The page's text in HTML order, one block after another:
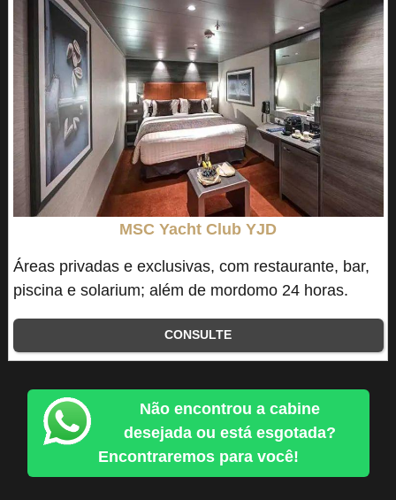
MSC Yacht Club YJD
Áreas privadas e exclusivas, com restaurante, bar,
piscina e solarium; além de mordomo 24 horas.
CONSULTE
Não encontrou a cabine
desejada ou está esgotada?
Encontraremos para você!